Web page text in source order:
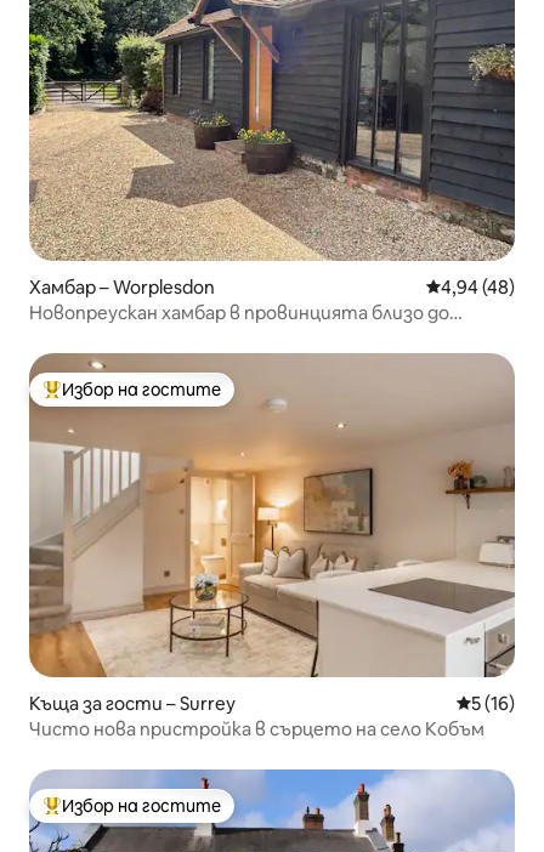
Хамбар – Worplesdon Средна
4,94 (48)
Новопреускан хамбар в провинцията близо до
Най-популярен избор на гостите
Избор на гостите
Къща за гости – Surrey Средна
5 (16)
Чисто нова пристройка в сърцето на село Кобъм
Най-популярен избор на гостите
Избор на гостите